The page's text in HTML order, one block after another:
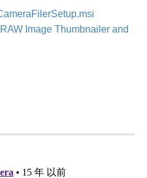
Image Thumbnailer and